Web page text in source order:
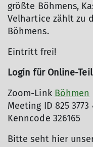
größte Böhmens,
Velhartice zählt zu
Böhmens.
Eintritt frei!
Login für Online-
Zoom-Link Böhmen
Meeting ID 825 3773
Kenncode 326165
Bitte seht hier